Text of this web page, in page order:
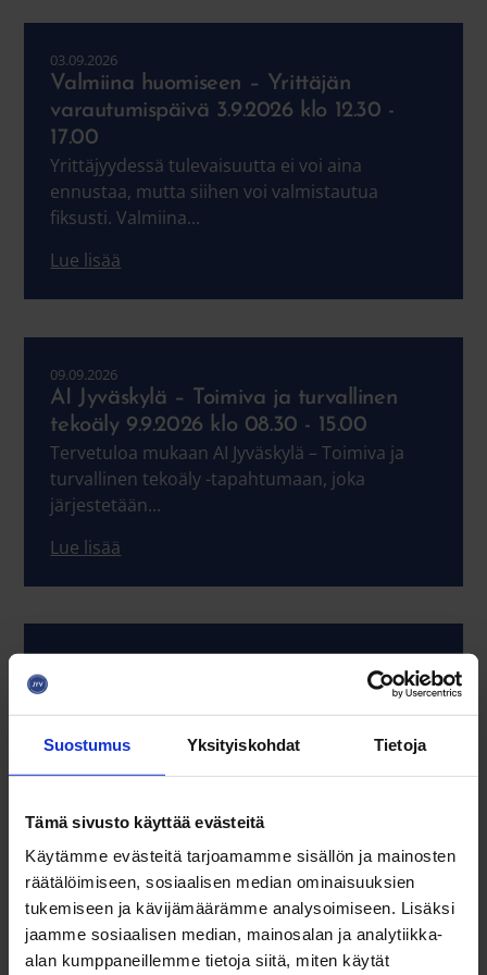
Suostumus Yksityiskohdat Tietoja
Tämä sivusto käyttää evästeitä
Käytämme evästeitä tarjoamamme sisällön ja mainosten
räätälöimiseen, sosiaalisen median ominaisuuksien
tukemiseen ja kävijämäärämme analysoimiseen. Lisäksi
jaamme sosiaalisen median, mainosalan ja analytiikka-
alan kumppaneillemme tietoja siitä, miten käytät
Valmiina huomiseen – Yrittäjän
varautumispäivä 3.9.2026 klo 12.30 -
17.00
03.09.2026
Yrittäjyydessä tulevaisuutta ei voi aina
ennustaa, mutta siihen voi valmistautua
fiksusti. Valmiina...
Lue lisää
AI Jyväskylä – Toimiva ja turvallinen
tekoäly 9.9.2026 klo 08.30 - 15.00
09.09.2026
Tervetuloa mukaan AI Jyväskylä – Toimiva ja
turvallinen tekoäly -tapahtumaan, joka
järjestetään...
Lue lisää
kansainväliseen kasvuun ja
innovaatioihin 15.9.2026 klo 12.00 - 17.00
15.09.2026
optimaaliset...
Lue lisää